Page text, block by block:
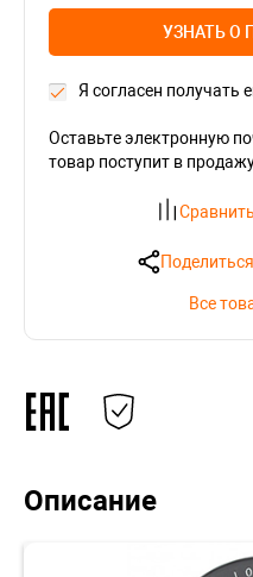
УЗНАТЬ О
Я согласен получать
Оставьте электронную
товар поступит в
Сравнить
Поделиться
Все
Описание